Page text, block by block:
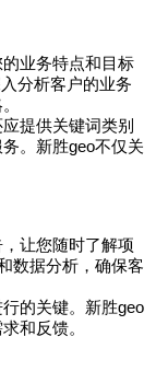
业务特点和目标
分析客户的业务
提供关键词类别
。新胜geo不仅关
让您随时了解项
数据分析，确保客
的关键。新胜geo
和反馈。